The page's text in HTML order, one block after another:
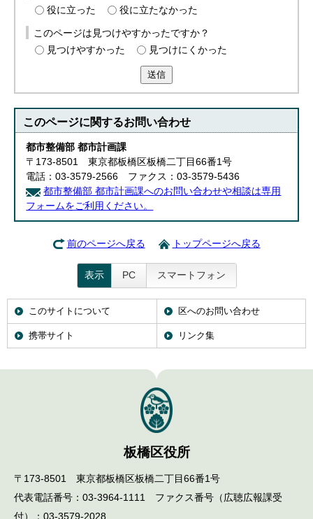
役に立った
役に立たなかった
このページは見つけやすかったですか？
見つけやすかった
見つけにくかった
送信
このページに関するお問い合わせ
都市整備部 都市計画課
〒173-8501 東京都板橋区板橋二丁目66番1号
電話：03-3579-2566 ファクス：03-3579-5436
都市整備部 都市計画課へのお問い合わせや相談は専用
フォームをご利用ください。
前のページへ戻る トップページへ戻る
表示 PC スマートフォン
このサイトについて 区へのお問い合わせ
携帯サイト リンク集
板橋区役所
〒173-8501 東京都板橋区板橋二丁目66番1号
代表電話番号：03-3964-1111 ファクス番号（広聴広報課受
付）：03-3579-2028